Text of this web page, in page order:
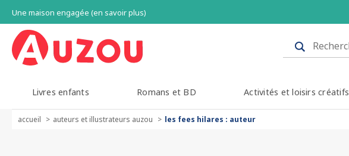
Une maison engagée (en savoir plus)
Livres enfants Romans et BD Activités et loisirs créatifs
accueil auteurs et illustrateurs auzou les fees hilares : auteur